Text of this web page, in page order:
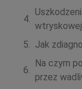
wtryskowej
Jak
Na czym
przez